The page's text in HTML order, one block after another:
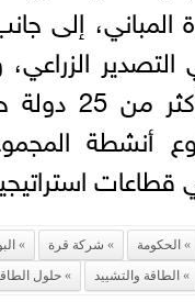
المباني، إلى
الزراعي،
بالتصدير إلى
أنشطة
الحكومة شركة قرة
الطاقة والتشييد حلول